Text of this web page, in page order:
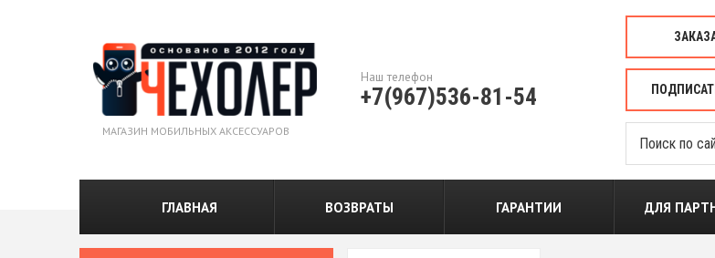
МАГАЗИН МОБИЛЬНЫХ АКСЕССУАРОВ
Наш телефон
+7(967)536-81-54
ГЛАВНАЯ ВОЗВРАТЫ ГАРАНТИИ ДЛЯ